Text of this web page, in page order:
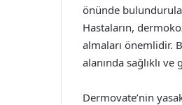
önünde
Hastaların,
almaları önemlidir.
alanında sağlıklı
Dermovate’nin